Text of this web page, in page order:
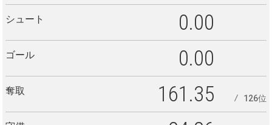
シュート 0.00
ゴール 0.00
奪取 161.35 126位